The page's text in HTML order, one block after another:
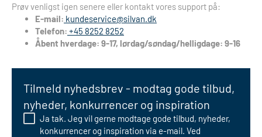
Prøv venligst igen senere eller kontakt vores support på:
E-mail: kundeservice@silvan.dk
Telefon: +45 8252 8252
Åbent hverdage: 9-17, lørdag/søndag/helligdage: 9-16
Tilmeld nyhedsbrev - modtag gode tilbud,
nyheder, konkurrencer og inspiration
Ja tak. Jeg vil gerne modtage gode tilbud, nyheder,
konkurrencer og inspiration via e-mail. Ved